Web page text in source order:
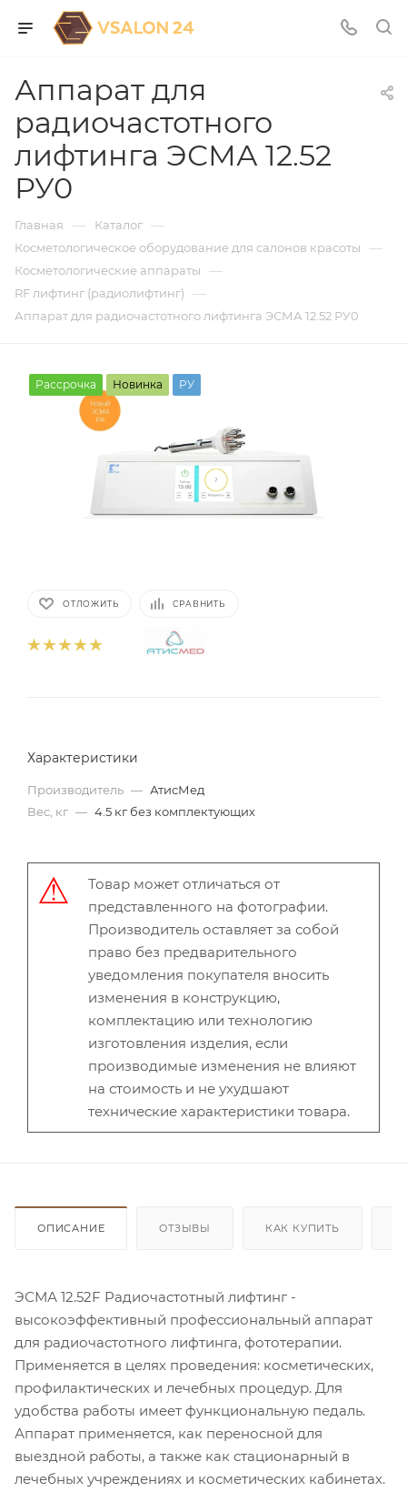
Аппарат для
радиочастотного
лифтинга ЭСМА 12.52
РУ0
Главная — Каталог —
Косметологическое оборудование для салонов красоты —
Косметологические аппараты —
RF лифтинг (радиолифтинг) —
Аппарат для радиочастотного лифтинга ЭСМА 12.52 РУ0
Рассрочка Новинка РУ
ОТЛОЖИТЬ СРАВНИТЬ
Характеристики
Производитель — АтисМед
Вес, кг — 4.5 кг без комплектующих
Товар может отличаться от
представленного на фотографии.
Производитель оставляет за собой
право без предварительного
уведомления покупателя вносить
изменения в конструкцию,
комплектацию или технологию
изготовления изделия, если
производимые изменения не влияют
на стоимость и не ухудшают
технические характеристики товара.
ОПИСАНИЕ ОТЗЫВЫ КАК КУПИТЬ
ЭСМА 12.52F Радиочастотный лифтинг -
высокоэффективный профессиональный аппарат
для радиочастотного лифтинга, фототерапии.
Применяется в целях проведения: косметических,
профилактических и лечебных процедур. Для
удобства работы имеет функциональную педаль.
Аппарат применяется, как переносной для
выездной работы, а также как стационарный в
лечебных учреждениях и косметических кабинетах.